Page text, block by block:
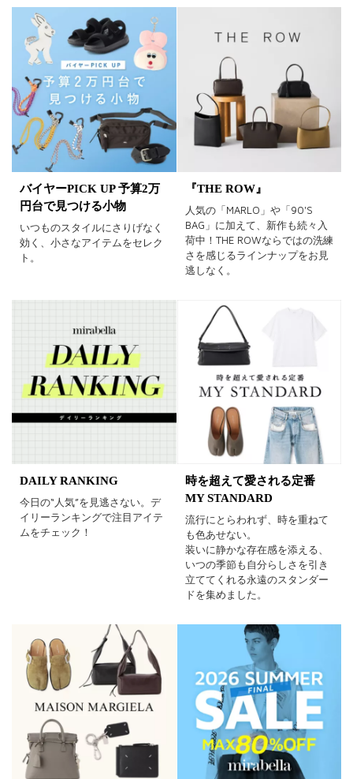
バイヤーPICK UP 予算2万
円台で見つける小物
いつものスタイルにさりげなく
効く、小さなアイテムをセレク
ト。
『THE ROW』
人気の「MARLO」や「90'S
BAG」に加えて、新作も続々入
荷中！THE ROWならではの洗練
さを感じるラインナップをお見
逃しなく。
DAILY RANKING
今日の“人気”を見逃さない。デ
イリーランキングで注目アイテ
ムをチェック！
時を超えて愛される定番
MY STANDARD
流行にとらわれず、時を重ねて
も色あせない。
装いに静かな存在感を添える、
いつの季節も自分らしさを引き
立ててくれる永遠のスタンダー
ドを集めました。